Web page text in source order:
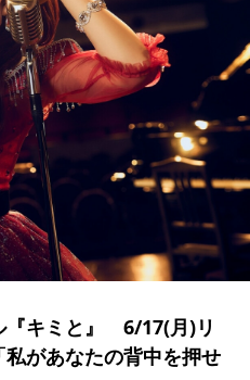
『キミと』 6/17(月)リ
があなたの背中を押せ